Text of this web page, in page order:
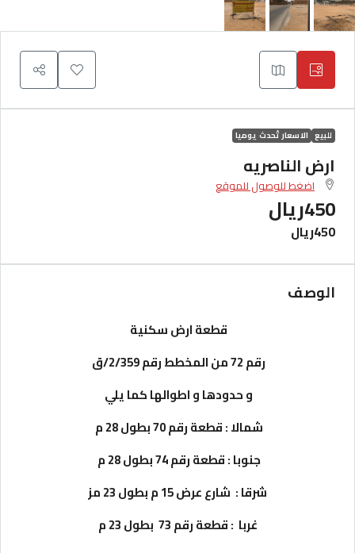
للبيع الاسعار تُحدث يوميا
ارض الناصريه
اضغط للوصول للموقع
450ريال
450ريال
الوصف
قطعة ارض سكنية
رقم 72 من المخطط رقم 2/359/ق
و حدودها و اطوالها كما يلي
شمالا : قطعة رقم 70 بطول 28 م
جنوبا : قطعة رقم 74 بطول 28 م
شرقا : شارع عرض 15 م بطول 23 مز
غربا : قطعة رقم 73 بطول 23 م